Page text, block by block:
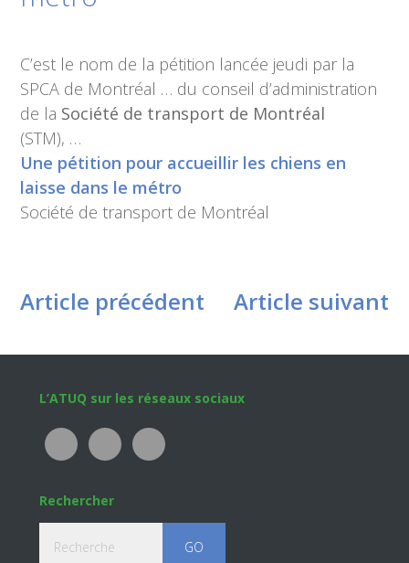
C’est le nom de la pétition lancée jeudi par la
SPCA de Montréal … du conseil d’administration
de la Société de transport de Montréal
(STM), …
Une pétition pour accueillir les chiens en
laisse dans le métro
Société de transport de Montréal
Article précédent Article suivant
Footer
L’ATUQ sur les réseaux sociaux
Rechercher